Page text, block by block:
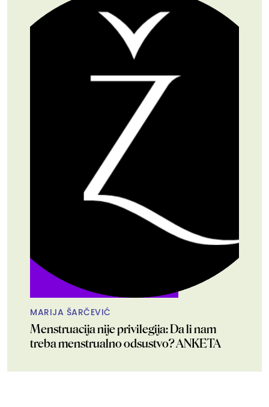
MARIJA ŠARČEVIĆ
Menstruacija nije privilegija: Da li nam
treba menstrualno odsustvo? ANKETA